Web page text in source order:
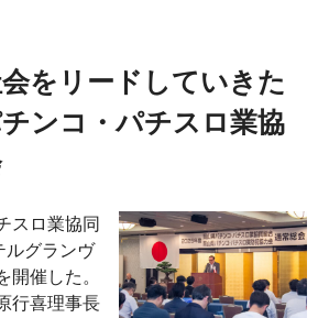
をリードしていきた
ンコ・パチスロ業協
スロ業協同
ルグランヴ
開催した。
行喜理事長